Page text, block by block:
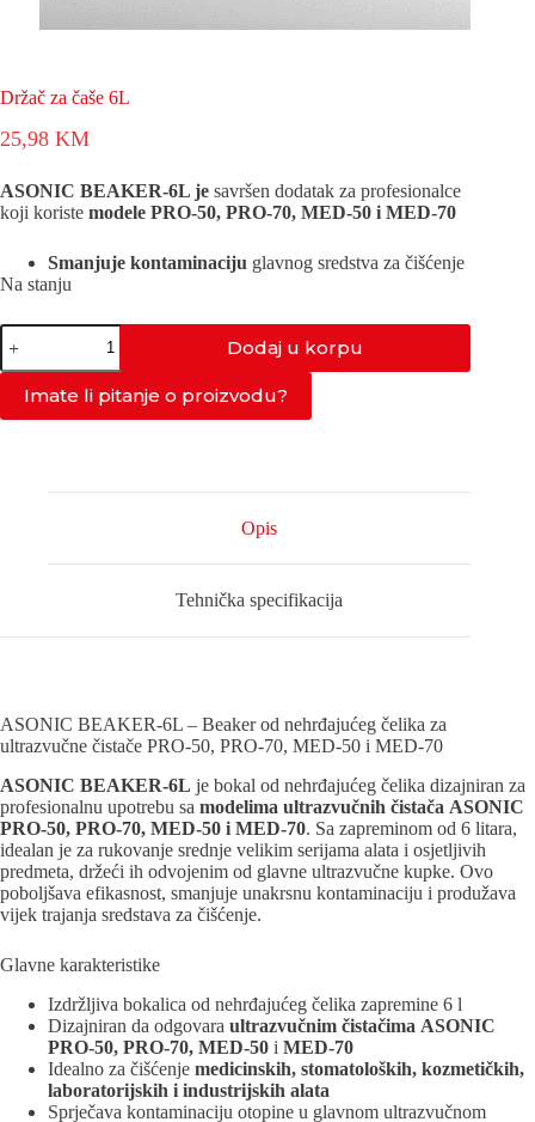
Držač za čaše 6L
25,98 KM
ASONIC BEAKER-6L je savršen dodatak za profesionalce
koji koriste modele PRO-50, PRO-70, MED-50 i MED-70
Smanjuje kontaminaciju glavnog sredstva za čišćenje
Na stanju
Držač
za
čaše
količina
Dodaj u korpu
Imate li pitanje o proizvodu?
Opis
Tehnička specifikacija
ASONIC BEAKER-6L – Beaker od nehrđajućeg čelika za
ultrazvučne čistače PRO-50, PRO-70, MED-50 i MED-70
ASONIC BEAKER-6L je bokal od nehrđajućeg čelika dizajniran za
profesionalnu upotrebu sa modelima ultrazvučnih čistača ASONIC
PRO-50, PRO-70, MED-50 i MED-70. Sa zapreminom od 6 litara,
idealan je za rukovanje srednje velikim serijama alata i osjetljivih
predmeta, držeći ih odvojenim od glavne ultrazvučne kupke. Ovo
poboljšava efikasnost, smanjuje unakrsnu kontaminaciju i produžava
vijek trajanja sredstava za čišćenje.
Glavne karakteristike
Izdržljiva bokalica od nehrđajućeg čelika zapremine 6 l
Dizajniran da odgovara ultrazvučnim čistačima ASONIC
PRO-50, PRO-70, MED-50 i MED-70
Idealno za čišćenje medicinskih, stomatoloških, kozmetičkih,
laboratorijskih i industrijskih alata
Sprječava kontaminaciju otopine u glavnom ultrazvučnom